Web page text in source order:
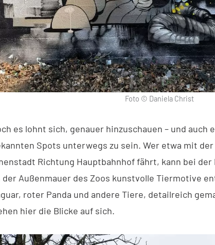
Foto © Daniela Christ
es lohnt sich, genauer hinzuschauen – und auch
Spots unterwegs zu sein. Wer etwa mit
Richtung Hauptbahnhof fährt, kann bei
der Außenmauer des Zoos kunstvolle Tiermotive
roter Panda und andere Tiere, detailreich
hier die Blicke auf sich.